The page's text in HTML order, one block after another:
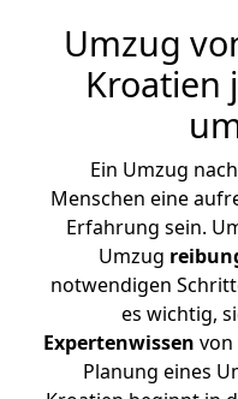
Umzug
Kroatien
Ein Umzug
Menschen eine
Erfahrung sein.
Umzug
notwendigen
es wichtig,
Expertenwissen von
Planung eines